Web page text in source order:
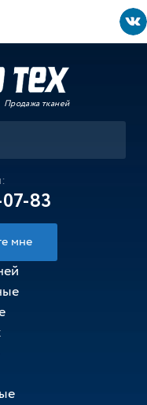
Продажа тканей
83
мне